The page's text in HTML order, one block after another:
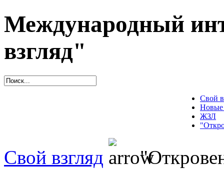
Международный
взгляд"
Свой
Новые
ЖЗЛ
Свой взгляд